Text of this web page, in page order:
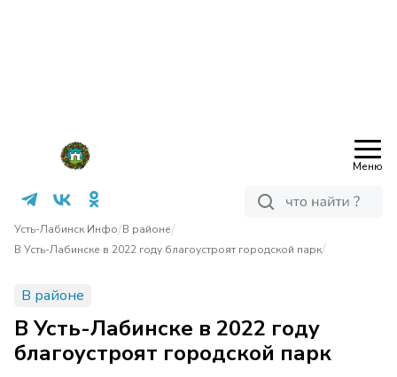
Меню
Усть-Лабинск Инфо/В районе/
В Усть-Лабинске в 2022 году благоустроят городской парк/
В районе
В Усть-Лабинске в 2022 году
благоустроят городской парк